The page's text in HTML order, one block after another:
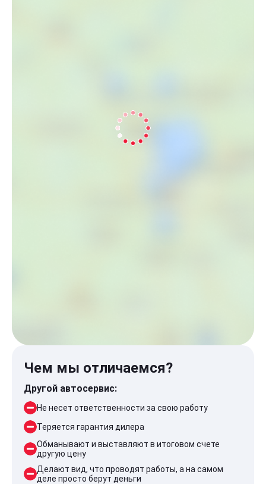
Чем мы отличаемся?
Другой автосервис:
Не несет ответственности за свою работу
Теряется гарантия дилера
Обманывают и выставляют в итоговом счете
другую цену
Делают вид, что проводят работы, а на самом
деле просто берут деньги